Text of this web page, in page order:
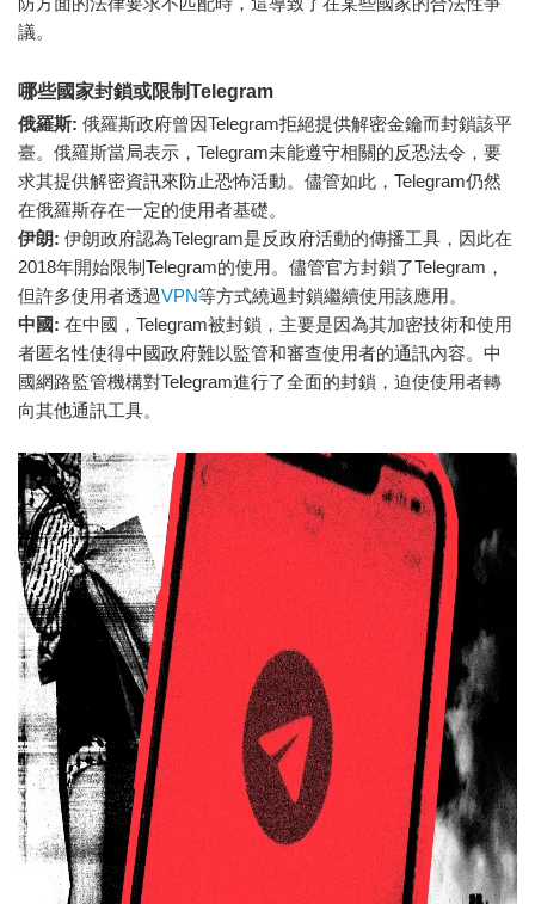
議。
哪些國家封鎖或限制Telegram
俄羅斯: 俄羅斯政府曾因Telegram拒絕提供解密金鑰而封鎖該平
臺。俄羅斯當局表示，Telegram未能遵守相關的反恐法令，要
求其提供解密資訊來防止恐怖活動。儘管如此，Telegram仍然
在俄羅斯存在一定的使用者基礎。
伊朗: 伊朗政府認為Telegram是反政府活動的傳播工具，因此在
2018年開始限制Telegram的使用。儘管官方封鎖了Telegram，
但許多使用者透過VPN等方式繞過封鎖繼續使用該應用。
中國: 在中國，Telegram被封鎖，主要是因為其加密技術和使用
者匿名性使得中國政府難以監管和審查使用者的通訊內容。中
國網路監管機構對Telegram進行了全面的封鎖，迫使使用者轉
向其他通訊工具。